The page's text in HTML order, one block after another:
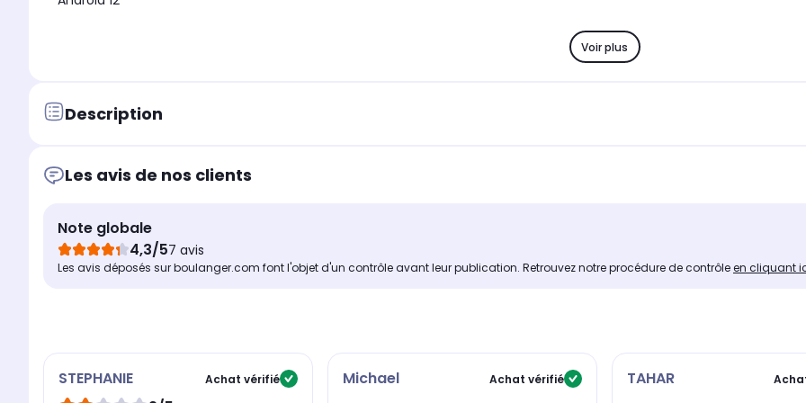
Voir plus
Description
Les avis de nos clients
Note globale
4,3/57 avis
Les avis déposés sur boulanger.com font l'objet d'un contrôle avant leur publication. Retrouvez notre procédure de contrôleen cliquant
STEPHANIE Achat vérifié Michael Achat vérifié TAHAR